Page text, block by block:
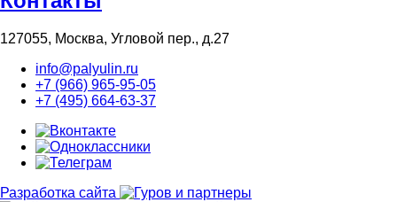
127055, Москва, Угловой пер., д.27
info@palyulin.ru
+7 (966) 965-95-05
+7 (495) 664-63-37
Разработка сайта